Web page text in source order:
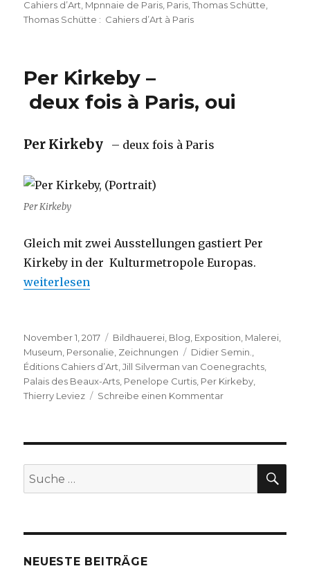
Cahiers d’Art Mpnnaie de Paris Paris ,Thomas Schütte
Thomas Schütte : Cahiers d’Art à Paris
Per Kirkeby –
deux fois à Paris, oui
Per Kirkeby – deux fois à Paris
Per Kirkeby
Gleich mit zwei Ausstellungen gastiert Per
Kirkeby in der Kulturmetropole Europas.
„Per Kirkeby – deux fois à Paris, oui“
weiterlesen
Veröffentlicht
am
November 1, 2017 Kategorien
Bildhauerei Blog Exposition Malerei
Museum Personalie Zeichnungen Schlagwörter
Didier Semin.
Éditions Cahiers d’Art ,Jill Silverman van Coenegrachts
Palais des Beaux-Arts Penelope Curtis Per Kirkeby
Thierry Leviez
Schreibe einen Kommentarzu
oui
Suche
nach:
NEUESTE BEITRÄGE